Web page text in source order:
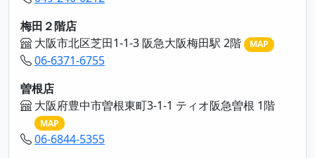
梅田２階店
大阪市北区芝田1-1-3 阪急大阪梅田駅 2階
MAP
06-6371-6755
曽根店
大阪府豊中市曽根東町3-1-1 ティオ阪急曽根 1階
MAP
06-6844-5355